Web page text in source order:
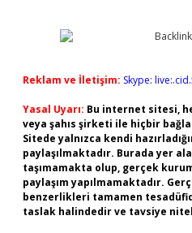
Reklam ve İletişim: Skype:
Yasal Uyarı: Bu internet sitesi,
veya şahıs şirketi ile hiçbir
Sitede yalnızca kendi
paylaşılmaktadır. Burada yer
taşımamakta olup, gerçek
paylaşım yapılmamaktadır.
benzerlikleri tamamen
taslak halindedir ve tavsiye